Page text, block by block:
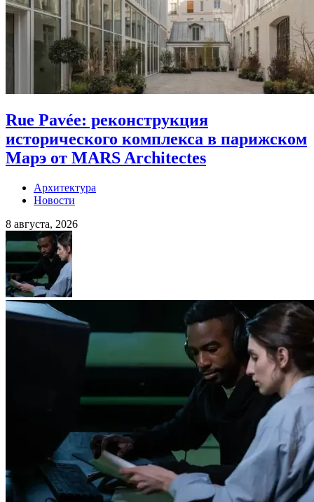
Rue Pavée: реконструкция
исторического комплекса в парижском
Марэ от MARS Architectes
Архитектура
Новости
8 августа, 2026